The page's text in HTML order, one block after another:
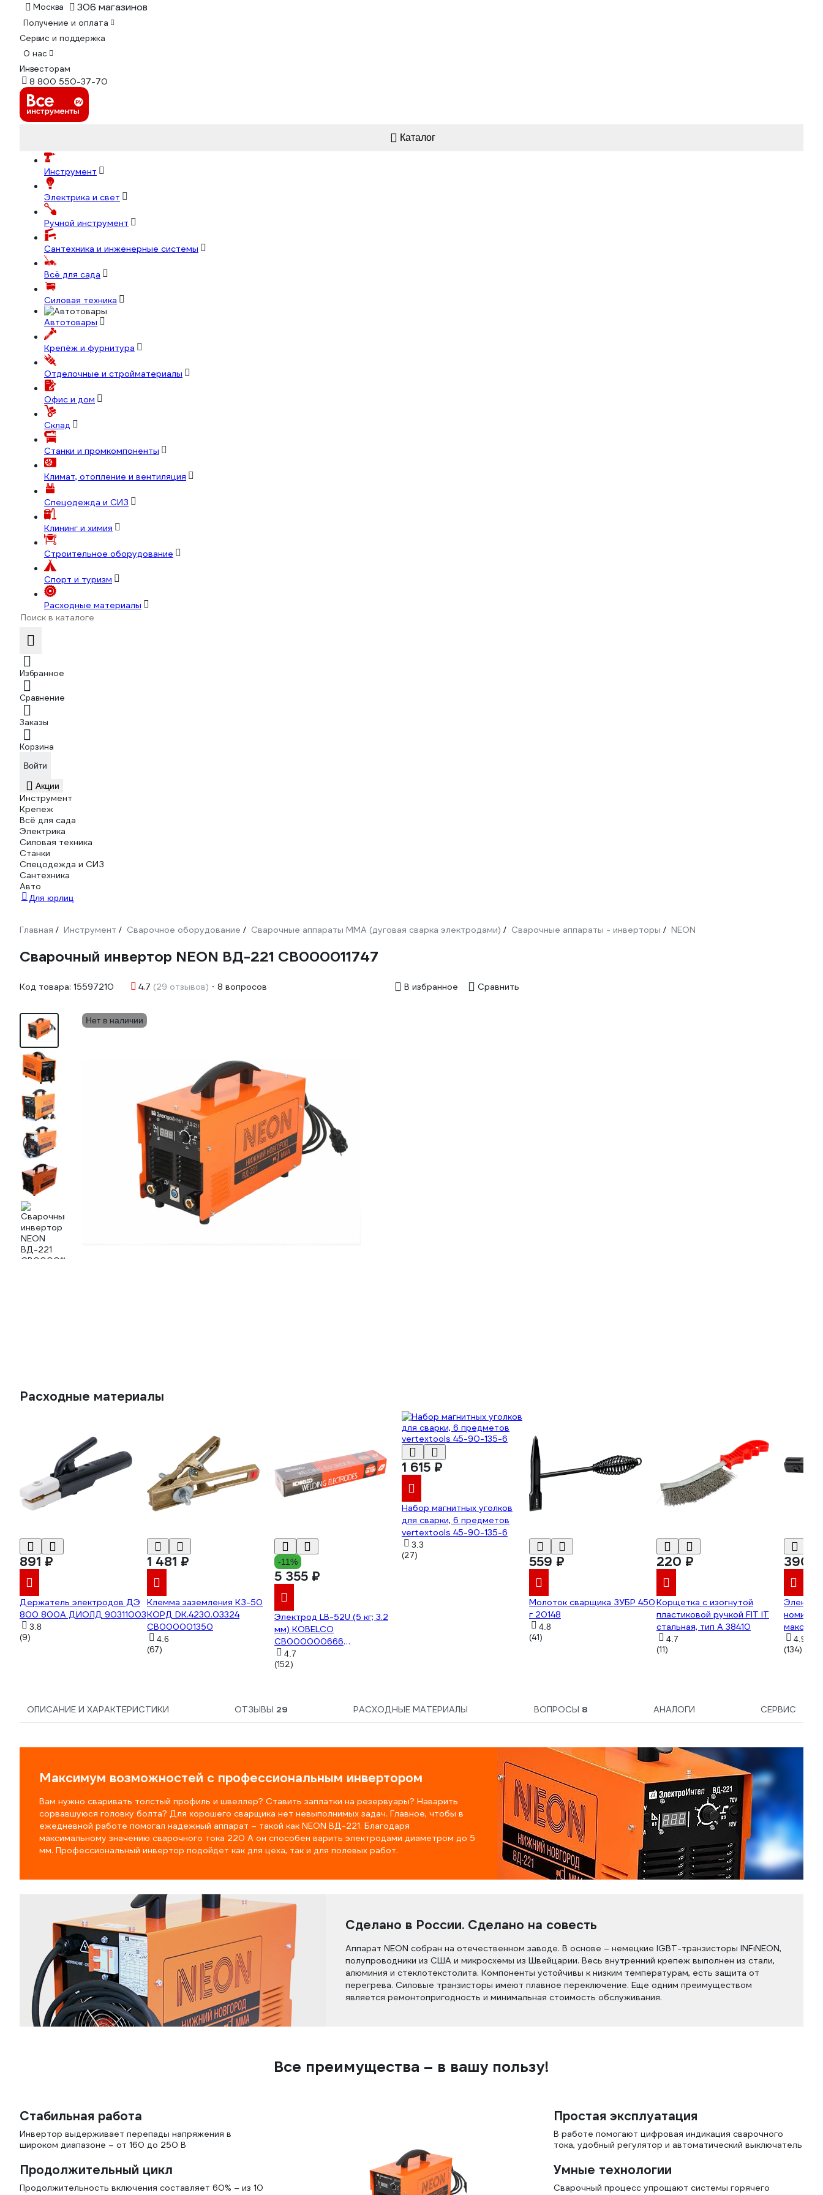
Москва 306 магазинов
Получение и оплата
Сервис и поддержка
О нас
Инвесторам
8 800 550-37-70
Каталог
Инструмент
Электрика и свет
Ручной инструмент
Сантехника и инженерные системы
Всё для сада
Силовая техника
Автотовары
Крепёж и фурнитура
Отделочные и стройматериалы
Офис и дом
Склад
Станки и промкомпоненты
Климат, отопление и вентиляция
Спецодежда и СИЗ
Клининг и химия
Строительное оборудование
Спорт и туризм
Расходные материалы
Избранное
Сравнение
Заказы
Корзина
Войти
Акции
Инструмент
Крепеж
Всё для сада
Электрика
Силовая техника
Станки
Спецодежда и СИЗ
Сантехника
Авто
Для юрлиц
Главная / Инструмент / Сварочное оборудование / Сварочные аппараты ММА (дуговая сварка электродами) / Сварочные аппараты - инверторы / NEON
Сварочный инвертор NEON ВД-221 СВ000011747
Код товара: 15597210 4.7 (29 отзывов) 8 вопросов В избранное Сравнить
Нет в наличии
Расходные материалы
891 ₽
Держатель электродов ДЭ
800 800А ДИОЛД 90311003
3.8
(9)
1 481 ₽
Клемма заземления КЗ-50
КОРД DK.4230.03324
СВ000001350
4.6
(67)
-11%
5 355 ₽
Электрод LB-52U (5 кг; 3.2
мм) KOBELCO
СВ000000666
СВО00000666
4.7
(152)
1 615 ₽
Набор магнитных уголков
для сварки, 6 предметов
vertextools 45-90-135-6
3.3
(27) 559 ₽
Молоток сварщика ЗУБР 450
г 20148
4.8
(41)
220 ₽
Корщетка с изогнутой
пластиковой ручкой FIT IT
стальная, тип А 38410
4.7
(11)
390 ₽
4.9
(134)
ОПИСАНИЕ И ХАРАКТЕРИСТИКИ ОТЗЫВЫ 29 РАСХОДНЫЕ МАТЕРИАЛЫ ВОПРОСЫ 8 АНАЛОГИ СЕРВИС
Максимум возможностей с профессиональным инвертором
Вам нужно сваривать толстый профиль и швеллер? Ставить заплатки на резервуары? Наварить
сорвавшуюся головку болта? Для хорошего сварщика нет невыполнимых задач. Главное, чтобы в
ежедневной работе помогал надежный аппарат – такой как NEON ВД-221. Благодаря
максимальному значению сварочного тока 220 А он способен варить электродами диаметром до 5
мм. Профессиональный инвертор подойдет как для цеха, так и для полевых работ.
Сделано в России. Сделано на совесть
Аппарат NEON собран на отечественном заводе. В основе – немецкие IGBT-транзисторы INFiNEON,
полупроводники из США и микросхемы из Швейцарии. Весь внутренний крепеж выполнен из стали,
алюминия и стеклотекстолита. Компоненты устойчивы к низким температурам, есть защита от
перегрева. Силовые транзисторы имеют плавное переключение. Еще одним преимуществом
является ремонтопригодность и минимальная стоимость обслуживания.
Все преимущества – в вашу пользу!
Стабильная работа
Инвертор выдерживает перепады напряжения в
широком диапазоне – от 160 до 250 В
Продолжительный цикл
Продолжительность включения составляет 60% – из 10
Простая эксплуатация
В работе помогают цифровая индикация сварочного
тока, удобный регулятор и автоматический выключатель
Умные технологии
Сварочный процесс упрощают системы горячего